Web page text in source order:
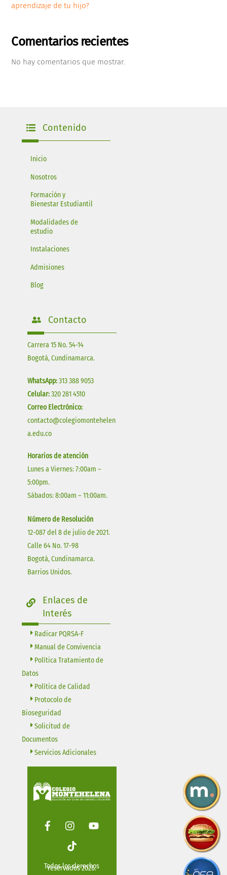
aprendizaje de tu hijo?
Comentarios recientes
No hay comentarios que mostrar.
Contenido
Inicio
Nosotros
Formación y
Bienestar Estudiantil
Modalidades de
estudio
Instalaciones
Admisiones
Blog
Contacto
Carrera 15 No. 54-14
Bogotá, Cundinamarca.
WhatsApp:313 388 9053
Celular:320 281 4510
Correo Electrónico:
contacto@colegiomontehelen
a.edu.co
Horarios de atención
Lunes a Viernes: 7:00am –
5:00pm.
Sábados: 8:00am – 11:00am.
Número de Resolución
12-087 del 8 de julio de 2021.
Calle 64 No. 17-98
Bogotá, Cundinamarca.
Barrios Unidos.
Enlaces de
Interés
Radicar PQRSA-F
Manual de Convivencia
Política Tratamiento de
Datos
Política de Calidad
Protocolo de
Bioseguridad
Solicitud de
Documentos
Servicios Adicionales
FacebookInstagramYoutube
Tiktok
Todos los derechos
reservados 2026.